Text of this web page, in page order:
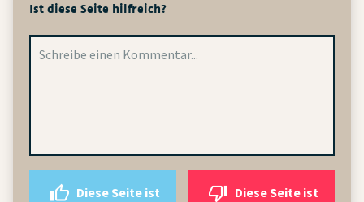
Ist diese Seite hilfreich?